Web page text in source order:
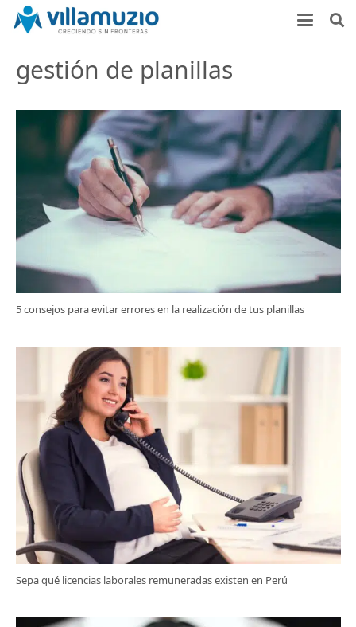
gestión de planillas
5 consejos para evitar errores en la realización de tus planillas
Sepa qué licencias laborales remuneradas existen en Perú